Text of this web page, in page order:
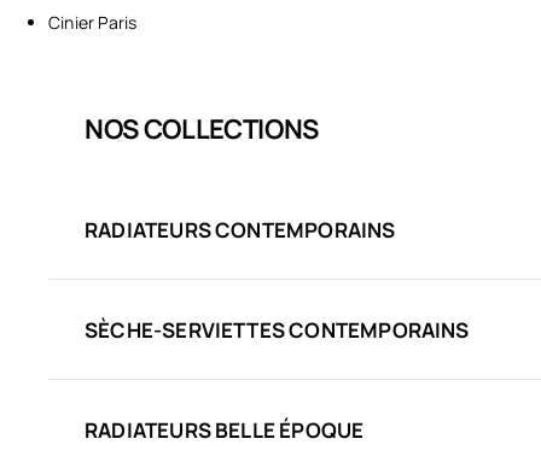
Cinier Paris
NOS COLLECTIONS
RADIATEURS CONTEMPORAINS
SÈCHE-SERVIETTES CONTEMPORAINS
RADIATEURS BELLE ÉPOQUE